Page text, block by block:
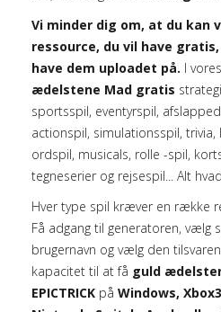
Vi minder dig om, at du kan
ressource, du vil have
have dem uploadet på. I
ædelstene Mad gratis
sportsspil, eventyrspil,
actionspil, simulationsspil, trivia,
ordspil, musicals, rolle -spil,
tegneserier og rejsespil... Alt
Hver type spil kræver en række
Få adgang til generatoren, vælg
brugernavn og vælg den
kapacitet til at få guld
EPICTRICK på Windows,